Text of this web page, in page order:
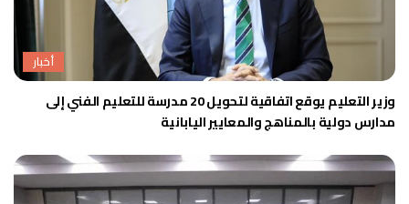
أخبار
وزير التعليم يوقع اتفاقية لتحويل 20 مدرسة للتعليم الفني إلى
مدارس دولية بالمناهج والمعايير اليابانية